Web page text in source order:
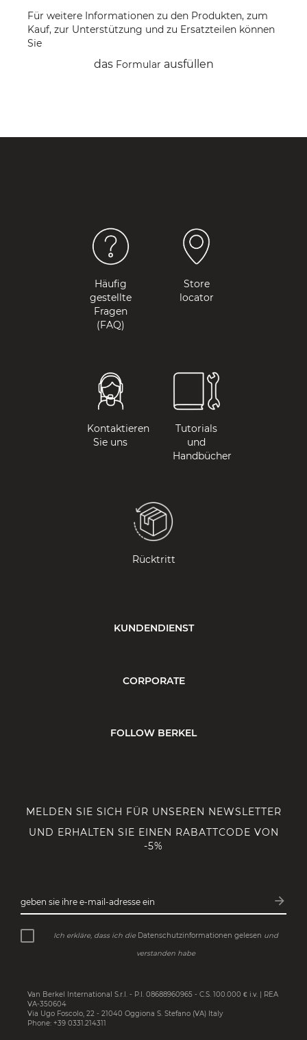
Für weitere Informationen zu den Produkten, zum
Kauf, zur Unterstützung und zu Ersatzteilen können
Sie
das Formular ausfüllen
Häufig
gestellte
Fragen
(FAQ)
Store
locator
Kontaktieren
Sie uns
Tutorials
und
Handbücher
Rücktritt
KUNDENDIENST
CORPORATE
FOLLOW BERKEL
MELDEN SIE SICH FÜR UNSEREN NEWSLETTER
UND ERHALTEN SIE EINEN RABATTCODE VON
-5%
geben sie ihre e-mail-adresse ein arrow_forward
Ich erkläre, dass ich die Datenschutzinformationen gelesen und
verstanden habe
Van Berkel International S.r.l. - P.I. 08688960965 - C.S. 100.000 € i.v. | REA
VA-350604
Via Ugo Foscolo, 22 - 21040 Oggiona S. Stefano (VA) Italy
Phone: +39 0331.214311